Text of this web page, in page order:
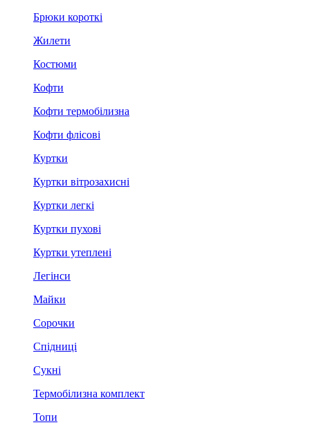
Брюки короткі
Жилети
Костюми
Кофти
Кофти термобілизна
Кофти флісові
Куртки
Куртки вітрозахисні
Куртки легкі
Куртки пухові
Куртки утеплені
Легінси
Майки
Сорочки
Спідниці
Сукні
Термобілизна комплект
Топи